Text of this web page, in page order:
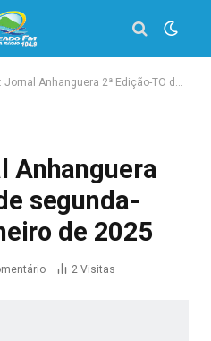
Anhanguera 2ª Edição-TO de segunda-feira, 20 de janeiro de 2025
Anhanguera
segunda-
de 2025
2 Visitas